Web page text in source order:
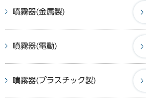
噴霧器(金属製)
噴霧器(電動)
噴霧器(プラスチック製)